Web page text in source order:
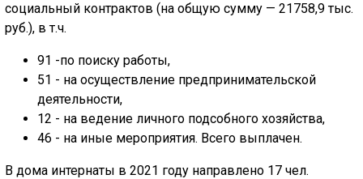
социальный контрактов (на общую сумму — 21758,9 тыс.
руб.), в т.ч.
91 -по поиску работы,
51 - на осуществление предпринимательской
деятельности,
12 - на ведение личного подсобного хозяйства,
46 - на иные мероприятия. Всего выплачен.
В дома интернаты в 2021 году направлено 17 чел.